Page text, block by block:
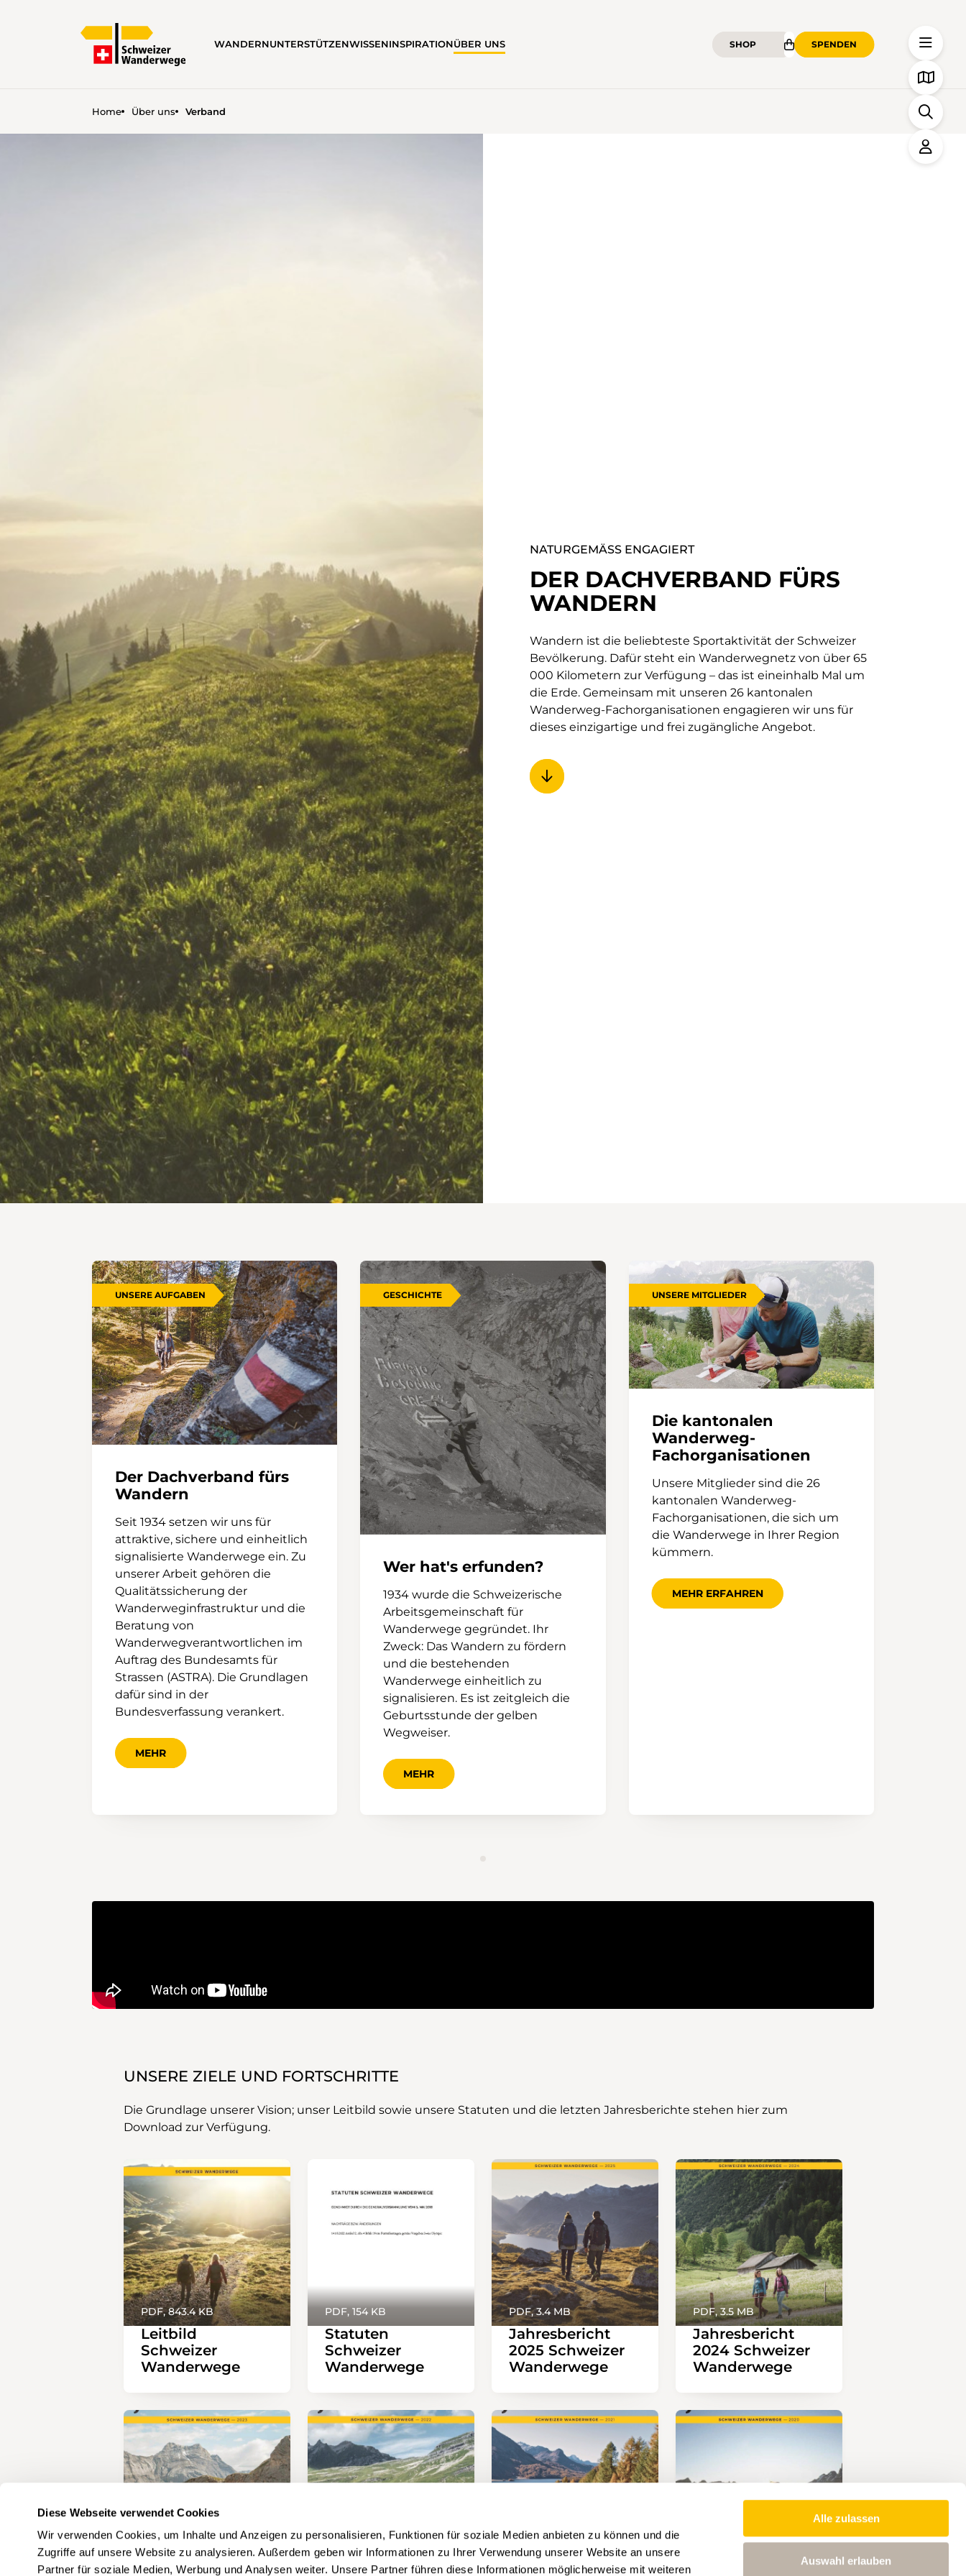
Diese Webseite verwendet Cookies
Wir verwenden Cookies, um Inhalte und Anzeigen zu personalisieren, Funktionen für soziale Medien anbieten zu können und die
Zugriffe auf unsere Website zu analysieren. Außerdem geben wir Informationen zu Ihrer Verwendung unserer Website an unsere
Partner für soziale Medien, Werbung und Analysen weiter. Unsere Partner führen diese Informationen möglicherweise mit weiteren
Alle zulassen
Auswahl erlauben
WANDERNUNTERSTÜTZENWISSENINSPIRATIONÜBER UNS SHOP SPENDEN
Home Über uns Verband
VERBAND
NATURGEMÄSS ENGAGIERT
DER DACHVERBAND FÜRS
WANDERN
Wandern ist die beliebteste Sportaktivität der Schweizer
Bevölkerung. Dafür steht ein Wanderwegnetz von über 65
000 Kilometern zur Verfügung – das ist eineinhalb Mal um
die Erde. Gemeinsam mit unseren 26 kantonalen
Wanderweg-Fachorganisationen engagieren wir uns für
dieses einzigartige und frei zugängliche Angebot.
UNSERE AUFGABEN
Der Dachverband fürs
Wandern
Seit 1934 setzen wir uns für
attraktive, sichere und einheitlich
signalisierte Wanderwege ein. Zu
unserer Arbeit gehören die
Qualitätssicherung der
Wanderweginfrastruktur und die
Beratung von
Wanderwegverantwortlichen im
Auftrag des Bundesamts für
Strassen (ASTRA). Die Grundlagen
dafür sind in der
Bundesverfassung verankert.
MEHR
GESCHICHTE
Wer hat's erfunden?
1934 wurde die Schweizerische
Arbeitsgemeinschaft für
Wanderwege gegründet. Ihr
Zweck: Das Wandern zu fördern
und die bestehenden
Wanderwege einheitlich zu
signalisieren. Es ist zeitgleich die
Geburtsstunde der gelben
Wegweiser.
MEHR
UNSERE MITGLIEDER
Die kantonalen
Wanderweg-
Fachorganisationen
Unsere Mitglieder sind die 26
kantonalen Wanderweg-
Fachorganisationen, die sich um
die Wanderwege in Ihrer Region
kümmern.
MEHR ERFAHREN
UNSERE ZIELE UND FORTSCHRITTE
Die Grundlage unserer Vision; unser Leitbild sowie unsere Statuten und die letzten Jahresberichte stehen hier zum
Download zur Verfügung.
Leitbild
Schweizer
Wanderwege
PDF, 843.4 KB
Statuten
Schweizer
Wanderwege
PDF, 154 KB
Jahresbericht
2025 Schweizer
Wanderwege
PDF, 3.4 MB
Jahresbericht
2024 Schweizer
Wanderwege
PDF, 3.5 MB
PDF, 1.5 MB PDF, 3.5 MB PDF, 3.2 MB